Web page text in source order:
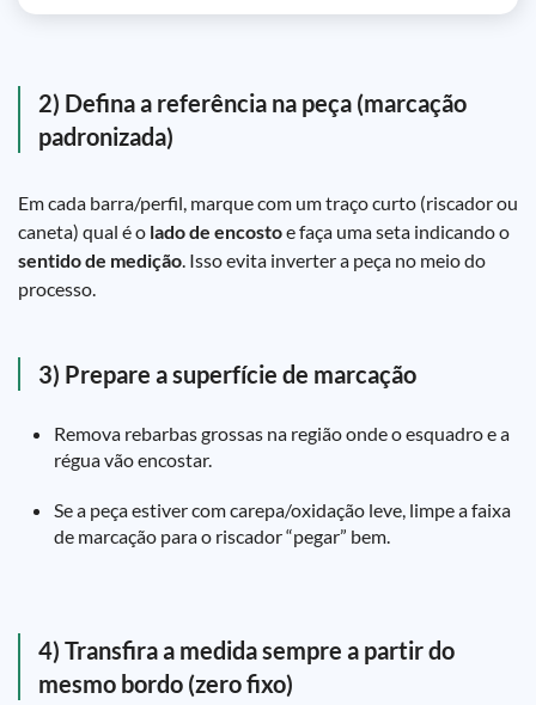
2) Defina a referência na peça (marcação
padronizada)
Em cada barra/perfil, marque com um traço curto (riscador ou
caneta) qual é o lado de encostoe faça uma seta indicando o
sentido de medição. Isso evita inverter a peça no meio do
processo.
3) Prepare a superfície de marcação
Remova rebarbas grossas na região onde o esquadro e a
régua vão encostar.
Se a peça estiver com carepa/oxidação leve, limpe a faixa
de marcação para o riscador “pegar” bem.
4) Transfira a medida sempre a partir do
mesmo bordo (zero fixo)